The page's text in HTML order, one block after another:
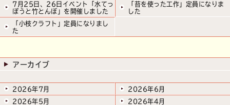
7月25日、26日イベント「水てっ
ぽうと竹とんぼ」を開催しました
「苔を使った工作」定員になりま
した
「小枝クラフト」定員になりまし
た
アーカイブ
2026年7月
2026年6月
2026年5月
2026年4月